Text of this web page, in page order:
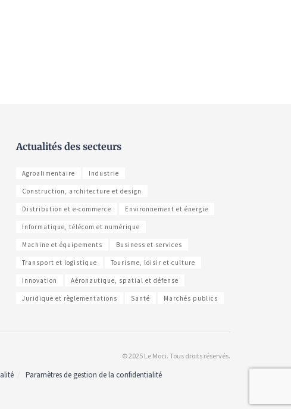
Actualités des secteurs
Agroalimentaire Industrie
Construction, architecture et design
Distribution et e-commerce Environnement et énergie
Informatique, télécom et numérique
Machine et équipements Business et services
Transport et logistique Tourisme, loisir et culture
Innovation Aéronautique, spatial et défense
Juridique et règlementations Santé Marchés publics
© 2025 Le Moci. Tous droits réservés.
Paramètres de gestion de la confidentialité